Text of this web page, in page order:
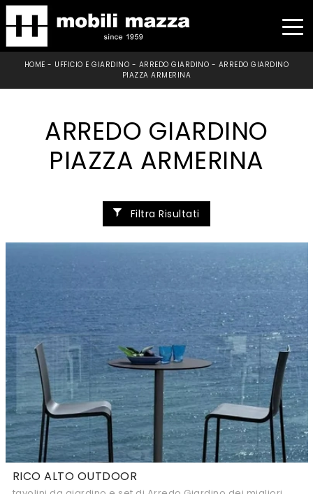
HOME - UFFICIO E GIARDINO - ARREDO GIARDINO - ARREDO GIARDINO
PIAZZA ARMERINA
ARREDO GIARDINO
PIAZZA ARMERINA
Filtra Risultati
RICO ALTO OUTDOOR